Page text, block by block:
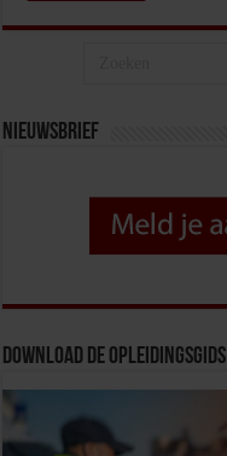
Nieuwsbrief
Download de opleidingsgids